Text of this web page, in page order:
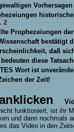
2
Prophezeiungen
bestätigt
daß
bedeuten diese
Wort ist
der Zeit!
funktioniert, ist ihr
und dann nochmals
das Video in den